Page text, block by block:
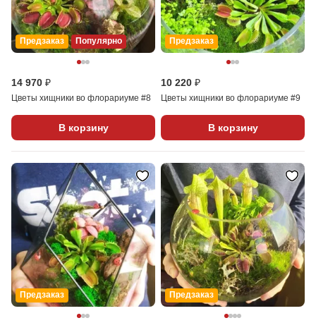
Предзаказ Популярно
14 970 ₽
Цветы хищники во флорариуме #8
В корзину
Предзаказ
10 220 ₽
Цветы хищники во флорариуме #9
В корзину
Предзаказ Предзаказ